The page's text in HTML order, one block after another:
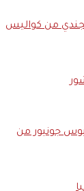
من كواليس
جونيور من